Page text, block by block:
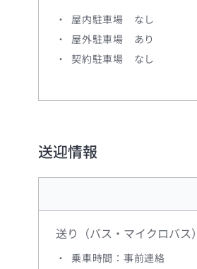
屋内駐車場 なし
屋外駐車場 あり
契約駐車場 なし
送迎情報
送り（バス・マイクロバス）
乗車時間：事前連絡